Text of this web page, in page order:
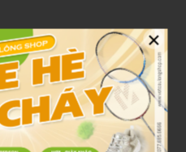
chuyển trạng thái phòng thủ
nhờ thiết kế khí động học
×